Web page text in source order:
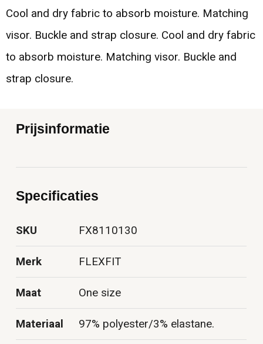
Cool and dry fabric to absorb moisture. Matching
visor. Buckle and strap closure. Cool and dry fabric
to absorb moisture. Matching visor. Buckle and
strap closure.
Prijsinformatie
Specificaties
SKU FX8110130
Merk FLEXFIT
Maat One size
Materiaal 97% polyester/3% elastane.